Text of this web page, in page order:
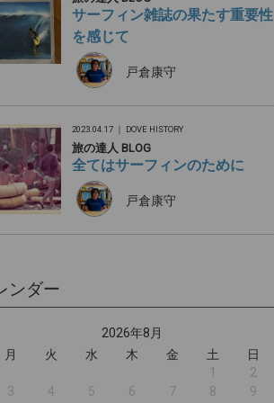
サーフィン雑誌の果たす重要性
を感じて
戸倉康守
2023.04.17 ｜ DOVE HISTORY
旅の達人 BLOG
全てはサーフィンのために
戸倉康守
ンダー
2026年8月
月
火 水 木 金 土
日
1
2
3
4 5 6 7 8
9